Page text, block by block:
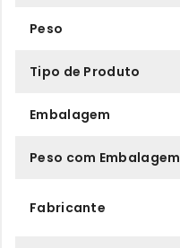
Peso
Tipo de Produto
Embalagem
Peso com Embalagem
Fabricante